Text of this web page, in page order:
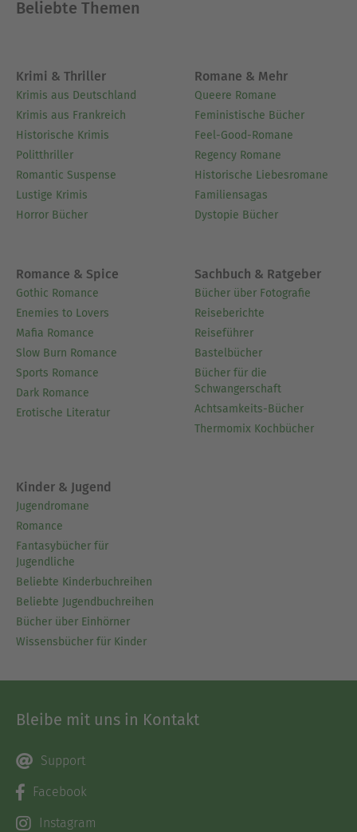
Beliebte Themen
Krimi & Thriller
Krimis aus Deutschland
Krimis aus Frankreich
Historische Krimis
Politthriller
Romantic Suspense
Lustige Krimis
Horror Bücher
Romane & Mehr
Queere Romane
Feministische Bücher
Feel-Good-Romane
Regency Romane
Historische Liebesromane
Familiensagas
Dystopie Bücher
Romance & Spice
Gothic Romance
Enemies to Lovers
Mafia Romance
Slow Burn Romance
Sports Romance
Dark Romance
Erotische Literatur
Sachbuch & Ratgeber
Bücher über Fotografie
Reiseberichte
Reiseführer
Bastelbücher
Bücher für die
Schwangerschaft
Achtsamkeits-Bücher
Thermomix Kochbücher
Kinder & Jugend
Jugendromane
Romance
Fantasybücher für
Jugendliche
Beliebte Kinderbuchreihen
Beliebte Jugendbuchreihen
Bücher über Einhörner
Wissensbücher für Kinder
Bleibe mit uns in Kontakt
Support
Facebook
Instagram